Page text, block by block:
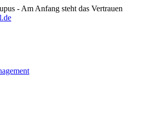
- Am Anfang steht das Vertrauen